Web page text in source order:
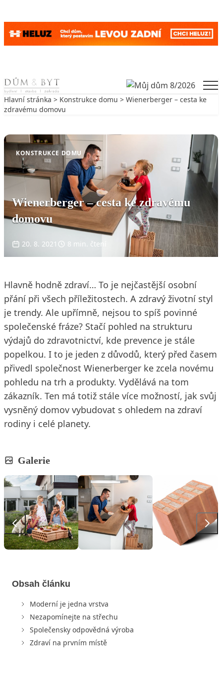
Skip to content
Hlavní stránka > Konstrukce domu > Wienerberger – cesta ke
zdravému domovu
KONSTRUKCE DOMU
Wienerberger – cesta ke zdravému
domovu
20. 8. 2021 8 min. čtení
Hlavně hodně zdraví… To je nejčastější osobní
přání při všech příležitostech. A zdravý životní styl
je trendy. Ale upřímně, nejsou to spíš povinné
společenské fráze? Stačí pohled na strukturu
výdajů do zdravotnictví, kde prevence je stále
popelkou. I to je jeden z důvodů, který před časem
přivedl společnost Wienerberger ke zcela novému
pohledu na trh a produkty. Vydělává na tom
zákazník. Ten má totiž stále více možností, jak svůj
vysněný domov vybudovat s ohledem na zdraví
rodiny i celé planety.
Galerie
Obsah článku
Moderní je jedna vrstva
Nezapomínejte na střechu
Společensky odpovědná výroba
Zdraví na prvním místě